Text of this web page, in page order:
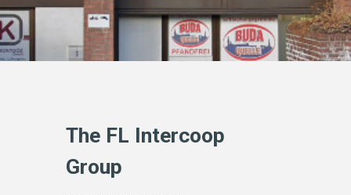
The FL Intercoop
Group